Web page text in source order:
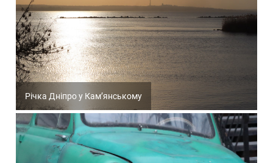
Річка Дніпро у Кам’янському